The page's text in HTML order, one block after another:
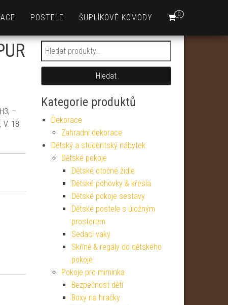
0
POSTELE ŠUPLÍKOVÉ KOMODY
–
V. 18
Hledat:
Hledat
Kategorie produktů
Dekorace
Zahradní dekorace
Dětský a studentský nábytek
Dětské pokoje
Dětské otočné židle
Dětské pohovky & křesla
Dětské pokoje sestavy
Dětské postele s úložným
prostorem
Sedací vaky
Skříně & regály do dětského
pokoje
Pokoje pro miminka
Bezpečnost dětí
Boxy na hračky